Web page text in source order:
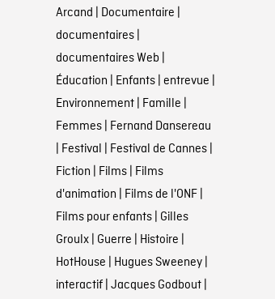
Arcand | Documentaire |
documentaires|
documentaires Web |
Éducation | Enfants| entrevue |
Environnement| Famille |
Femmes| Fernand Dansereau
| Festival | Festival de Cannes|
Fiction | Films| Films
d'animation | Films de l'ONF|
Films pour enfants| Gilles
Groulx| Guerre | Histoire |
HotHouse | Hugues Sweeney|
interactif| Jacques Godbout|